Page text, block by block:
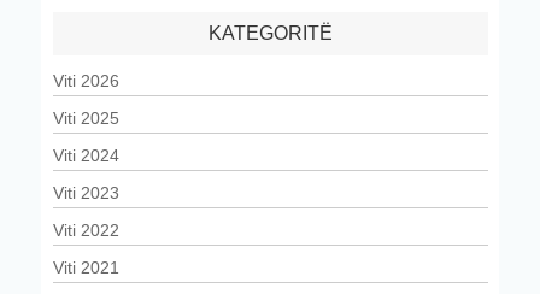
KATEGORITË
Viti 2026
Viti 2025
Viti 2024
Viti 2023
Viti 2022
Viti 2021